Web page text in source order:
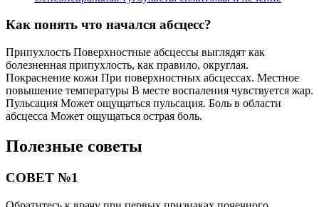
Как понять что начался абсцесс?
Припухлость Поверхностные абсцессы выглядят как
болезненная припухлость, как правило, округлая.
Покраснение кожи При поверхностных абсцессах. Местное
повышение температуры В месте воспаления чувствуется жар.
Пульсация Может ощущаться пульсация. Боль в области
абсцесса Может ощущаться острая боль.
Полезные советы
СОВЕТ №1